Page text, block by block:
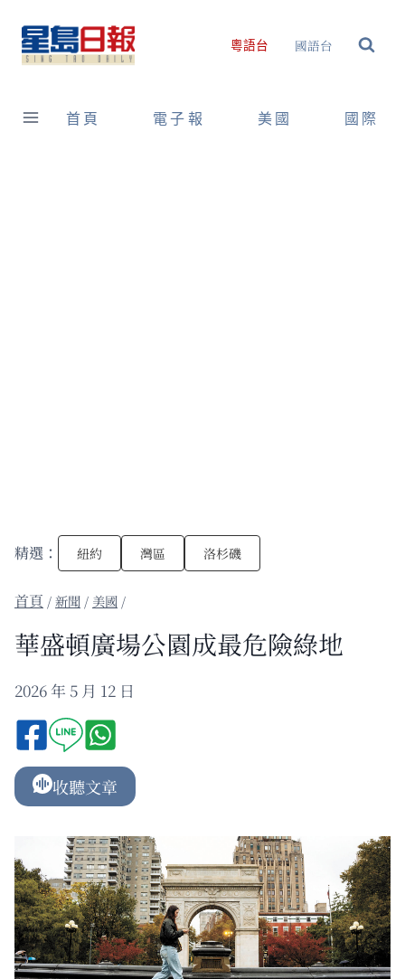
content
粵語台 國語台
首頁 電子報 美國 國際
精選： 紐約 灣區 洛杉磯
/新聞 / 美國 /
華盛頓廣場公園成最危險綠地
2026 年 5 月 12 日
收聽文章